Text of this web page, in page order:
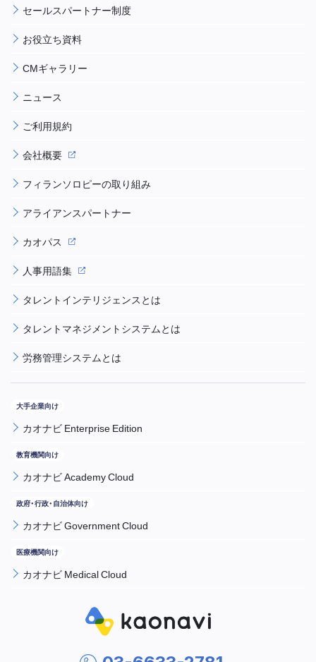
セールスパートナー制度
お役立ち資料
CMギャラリー
ニュース
ご利用規約
会社概要
フィランソロピーの取り組み
アライアンスパートナー
カオパス
人事用語集
タレントインテリジェンスとは
タレントマネジメントシステムとは
労務管理システムとは
カオナビ Enterprise Edition
カオナビ Academy Cloud
カオナビ Government Cloud
カオナビ Medical Cloud